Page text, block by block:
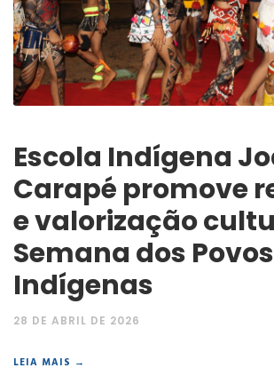
Escola Indígena
Carapé promove
e valorização
Semana dos Povos
Indígenas
28 DE ABRIL DE 2026
LEIA MAIS →